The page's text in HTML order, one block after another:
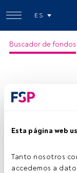
Esta página web
Tanto nosotros
accedemos a
ES
Buscador de fondos